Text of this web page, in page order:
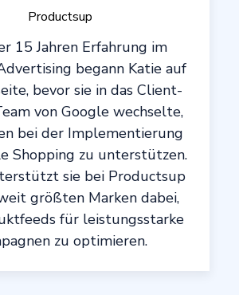
Productsup
15 Jahren Erfahrung im
begann Katie auf
bevor sie in das Client-
von Google wechselte,
bei der Implementierung
Shopping zu unterstützen.
sie bei Productsup
größten Marken dabei,
für leistungsstarke
zu optimieren.